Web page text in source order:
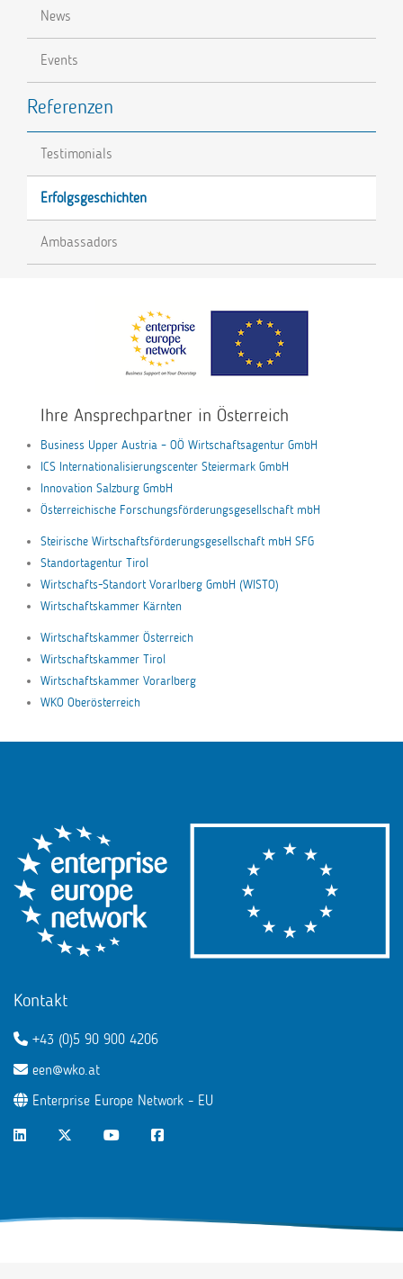
News
Events
Referenzen
Testimonials
Erfolgsgeschichten
Ambassadors
Ihre Ansprechpartner in Österreich
Business Upper Austria – OÖ Wirtschaftsagentur GmbH
ICS Internationalisierungscenter Steiermark GmbH
Innovation Salzburg GmbH
Österreichische Forschungsförderungsgesellschaft mbH
Steirische Wirtschaftsförderungsgesellschaft mbH SFG
Standortagentur Tirol
Wirtschafts-Standort Vorarlberg GmbH (WISTO)
Wirtschaftskammer Kärnten
Wirtschaftskammer Österreich
Wirtschaftskammer Tirol
Wirtschaftskammer Vorarlberg
WKO Oberösterreich
Kontakt
+43 (0)5 90 900 4206
een@wko.at
Enterprise Europe Network - EU
LinkedInTwitterYoutubeFacebook